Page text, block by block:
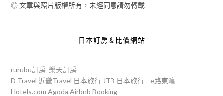
◎ 文章與照片版權所有，未經同意請勿轉載
日本訂房＆比價網站
rurubu訂房 樂天訂房
D Travel 近畿Travel 日本旅行 JTB 日本旅行
e路東瀛
Hotels.com Agoda Airbnb Booking